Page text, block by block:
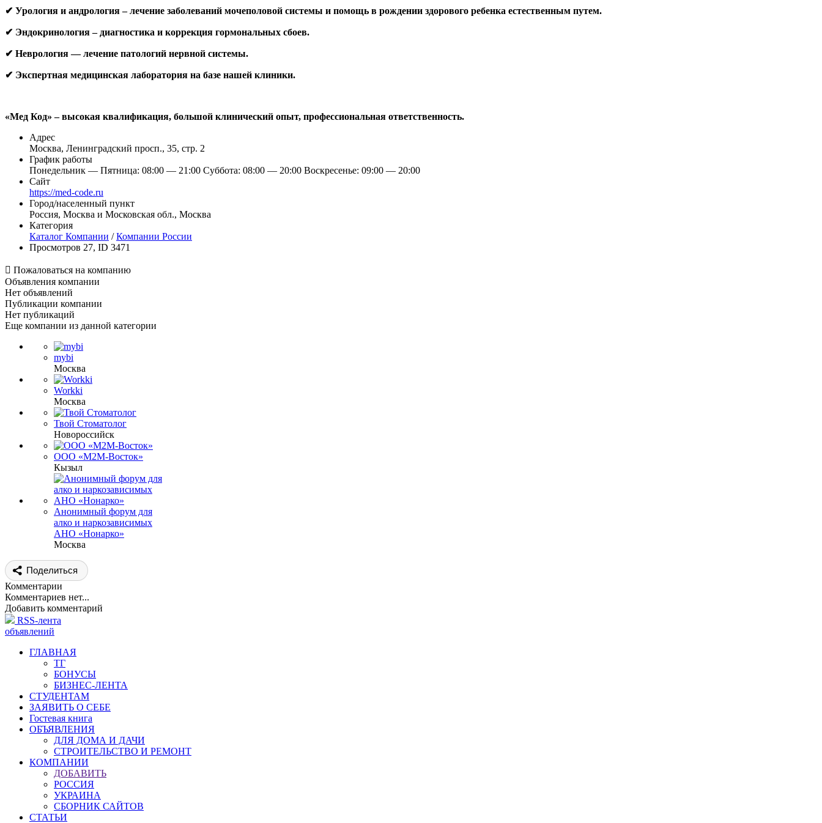
✔ Урология и андрология – лечение заболеваний мочеполовой системы и помощь в рождении здорового ребенка естественным путем.
✔ Эндокринология – диагностика и коррекция гормональных сбоев.
✔ Неврология — лечение патологий нервной системы.
✔ Экспертная медицинская лаборатория на базе нашей клиники.
«Мед Код» – высокая квалификация, большой клинический опыт, профессиональная ответственность.
Адрес
Москва, Ленинградский просп., 35, стр. 2
График работы
Понедельник — Пятница: 08:00 — 21:00 Суббота: 08:00 — 20:00 Воскресенье: 09:00 — 20:00
Сайт
https://med-code.ru
Город/населенный пункт
Россия, Москва и Московская обл., Москва
Категория
Каталог Компании /Компании России
Просмотров 27, ID 3471
 Пожаловаться на компанию
Объявления компании
Нет объявлений
Публикации компании
Нет публикаций
Еще компании из данной категории
mybi
Москва
Workki
Москва
Твой Стоматолог
Новороссийск
ООО «М2М-Восток»
Кызыл
Анонимный форум для
алко и наркозависимых
АНО «Нонарко»
Москва
Поделиться
Комментарии
Комментариев нет...
Добавить комментарий
RSS-лента
объявлений
ГЛАВНАЯ
ТГ
БОНУСЫ
БИЗНЕС-ЛЕНТА
СТУДЕНТАМ
ЗАЯВИТЬ О СЕБЕ
Гостевая книга
ОБЪЯВЛЕНИЯ
ДЛЯ ДОМА И ДАЧИ
СТРОИТЕЛЬСТВО И РЕМОНТ
КОМПАНИИ
ДОБАВИТЬ
РОССИЯ
УКРАИНА
СБОРНИК САЙТОВ
СТАТЬИ